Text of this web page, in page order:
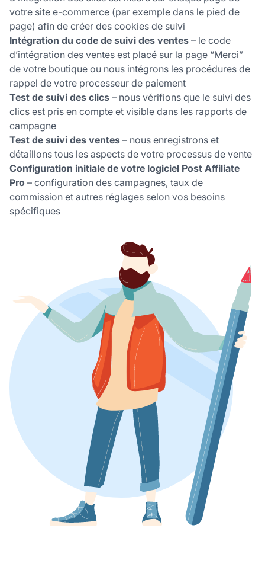
votre site e-commerce (par exemple dans le pied de
page) afin de créer des cookies de suivi
Intégration du code de suivi des ventes – le code
d’intégration des ventes est placé sur la page “Merci”
de votre boutique ou nous intégrons les procédures de
rappel de votre processeur de paiement
Test de suivi des clics – nous vérifions que le suivi des
clics est pris en compte et visible dans les rapports de
campagne
Test de suivi des ventes – nous enregistrons et
détaillons tous les aspects de votre processus de vente
Configuration initiale de votre logiciel Post Affiliate
Pro – configuration des campagnes, taux de
commission et autres réglages selon vos besoins
spécifiques